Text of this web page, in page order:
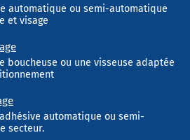
automatique ou semi-automatique
et visage
boucheuse ou une visseuse adaptée
automatique ou semi-
secteur.